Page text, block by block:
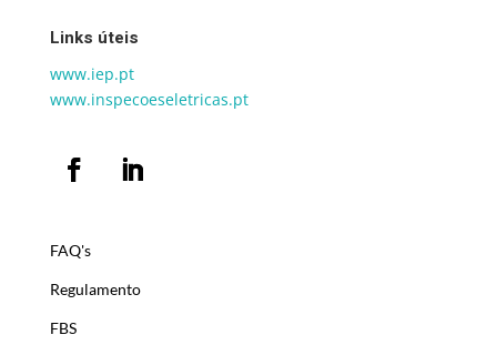
Links úteis
www.iep.pt
www.inspecoeseletricas.pt
FAQ's
Regulamento
FBS